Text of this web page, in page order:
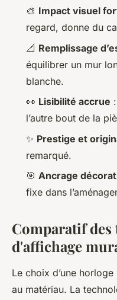
🎨 Impact visuel
regard, donne du
📐 Remplissage
équilibrer un mur
blanche.
👀 Lisibilité accrue
l’autre bout de la
✨ Prestige et
remarqué.
🎯 Ancrage
fixe dans
Comparatif
d'affichage
Le choix d’une
au matériau. La